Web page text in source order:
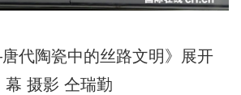
代陶瓷中的丝路文明》展开
幕 摄影 仝瑞勤